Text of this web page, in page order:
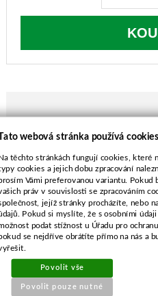
POPIS ZBOŽÍ
pro 507-029
SOUVISEJÍCÍ PRODUKTY
Řetěz na
webová stránka používá cookies
těchto stránkách fungují cookies, které
cookies a jejich dobu zpracování
Vámi preferovanou variantu.
práv v souvislosti se zpracováním
jejíž stránky procházíte, nebo
Pokud si myslíte, že s osobními
podat stížnost u Úřadu pro
se nejdříve obrátíte přímo na nás a
Povolit vše
Povolit pouze nutné